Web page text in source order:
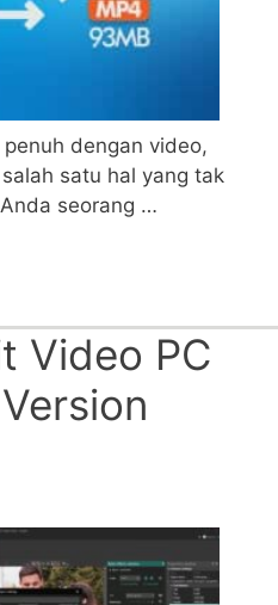
dengan video,
satu hal yang tak
seorang …
Video PC